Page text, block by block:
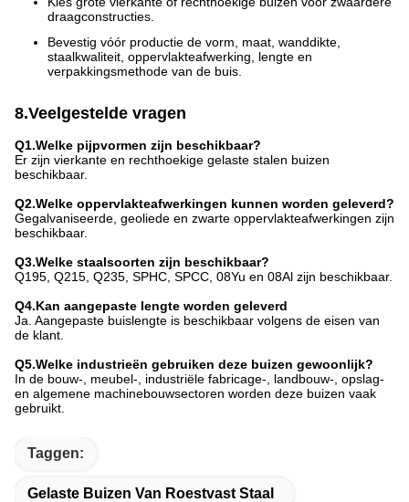
draagconstructies.
Bevestig vóór productie de vorm, maat, wanddikte,
staalkwaliteit, oppervlakteafwerking, lengte en
verpakkingsmethode van de buis.
8.Veelgestelde vragen
Q1.Welke pijpvormen zijn beschikbaar?
Er zijn vierkante en rechthoekige gelaste stalen buizen
beschikbaar.
Q2.Welke oppervlakteafwerkingen kunnen worden geleverd?
Gegalvaniseerde, geoliede en zwarte oppervlakteafwerkingen zijn
beschikbaar.
Q3.Welke staalsoorten zijn beschikbaar?
Q195, Q215, Q235, SPHC, SPCC, 08Yu en 08Al zijn beschikbaar.
Q4.Kan aangepaste lengte worden geleverd
Ja. Aangepaste buislengte is beschikbaar volgens de eisen van
de klant.
Q5.Welke industrieën gebruiken deze buizen gewoonlijk?
In de bouw-, meubel-, industriële fabricage-, landbouw-, opslag-
en algemene machinebouwsectoren worden deze buizen vaak
gebruikt.
Taggen:
Gelaste Buizen Van Roestvast Staal